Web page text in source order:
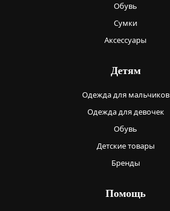
Обувь
Сумки
Аксессуары
Детям
Одежда для мальчиков
Одежда для девочек
Обувь
Детские товары
Бренды
Помощь